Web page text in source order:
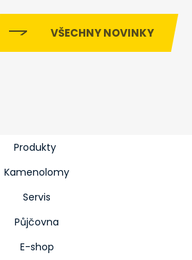
VŠECHNY NOVINKY
Produkty
Kamenolomy
Servis
Půjčovna
E-shop